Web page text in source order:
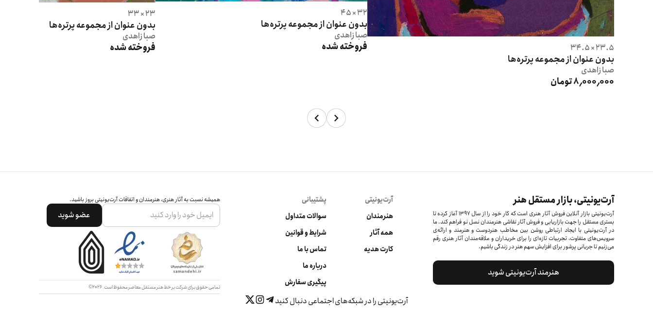
23.5 × 34.5
بدون عنوان از مجموعه پرتره‌ها
صبازاهدی
8٬000٬000 تومان
32 × 45
بدون عنوان از مجموعه پرتره‌ها
صبازاهدی
فروخته شده
23 × 33
بدون عنوان از مجموعه پرتره‌ها
صبازاهدی
فروخته شده
آرت‌یونیتی، بازار مستقل هنر
آرت‌یونیتی بازار آنلاین فروش آثار هنری است که کار خود را از سال ۱۳۹۷ آغاز کرده‌ تا
بستری مستقل را جهت بازاریابی و فروش آثار نقاشی هنرمندان نسل نو فراهم کند. ما
در آرت‌یونیتی با ایجاد ارتباطی روشن بین مخاطب هنردوست و هنرمند و ارائه‌ی
سرویس‌های متفاوت، تجربیات تازه‌ای را برای خریداران و علاقه‌مندان آثار هنری رقم
می‌زنیم تا جریانی پرشور برای افزایش سهم هنر در زندگی باشیم.
هنرمند آرت‌یونیتی شوید
آرت‌یونیتی
هنرمندان
همه آثار
کارت هدیه
پشتیبانی
سوالات متداول
شرایط و قوانین
تماس با ما
درباره ما
پیگیری سفارش
همیشه نسبت به آثار هنری، هنرمندان و اتفاقات آرت‌یونیتی بروز باشید.
عضو شوید
تمامی حقوق برای شرکت بر خط هنر مستقل معاصر محفوظ است.2026©
آرت‌یونیتی را در شبکه‌های اجتماعی دنبال کنید